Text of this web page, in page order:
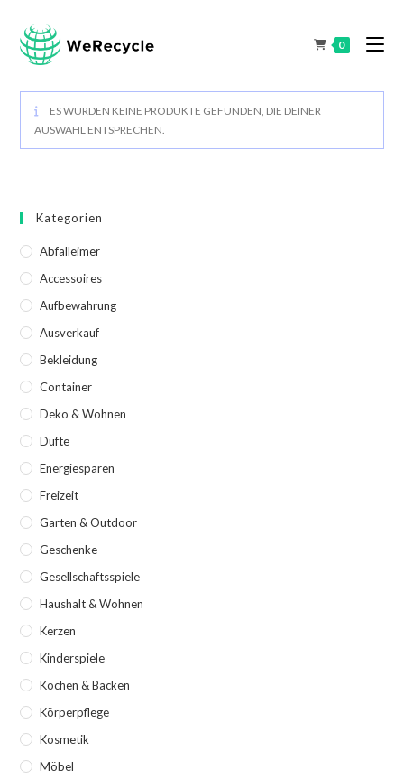
0
ES WURDEN KEINE PRODUKTE GEFUNDEN, DIE DEINER
AUSWAHL ENTSPRECHEN.
Kategorien
Abfalleimer
Accessoires
Aufbewahrung
Ausverkauf
Bekleidung
Container
Deko & Wohnen
Düfte
Energiesparen
Freizeit
Garten & Outdoor
Geschenke
Gesellschaftsspiele
Haushalt & Wohnen
Kerzen
Kinderspiele
Kochen & Backen
Körperpflege
Kosmetik
Möbel